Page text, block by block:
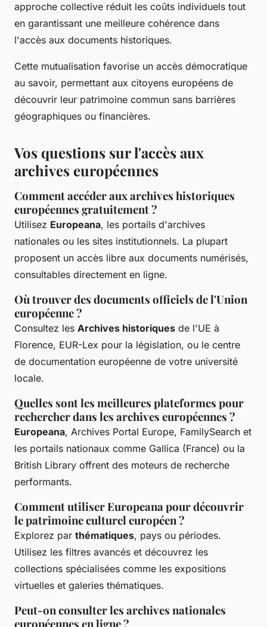
approche collective réduit les coûts individuels tout
en garantissant une meilleure cohérence dans
l'accès aux documents historiques.
Cette mutualisation favorise un accès démocratique
au savoir, permettant aux citoyens européens de
découvrir leur patrimoine commun sans barrières
géographiques ou financières.
Vos questions sur l'accès aux
archives européennes
Comment accéder aux archives historiques
européennes gratuitement ?
Utilisez Europeana, les portails d'archives
nationales ou les sites institutionnels. La plupart
proposent un accès libre aux documents numérisés,
consultables directement en ligne.
Où trouver des documents officiels de l'Union
européenne ?
Consultez les Archives historiques de l'UE à
Florence, EUR-Lex pour la législation, ou le centre
de documentation européenne de votre université
locale.
Quelles sont les meilleures plateformes pour
rechercher dans les archives européennes ?
Europeana, Archives Portal Europe, FamilySearch et
les portails nationaux comme Gallica (France) ou la
British Library offrent des moteurs de recherche
performants.
Comment utiliser Europeana pour découvrir
le patrimoine culturel européen ?
Explorez par thématiques, pays ou périodes.
Utilisez les filtres avancés et découvrez les
collections spécialisées comme les expositions
virtuelles et galeries thématiques.
Peut-on consulter les archives nationales
européennes en ligne ?